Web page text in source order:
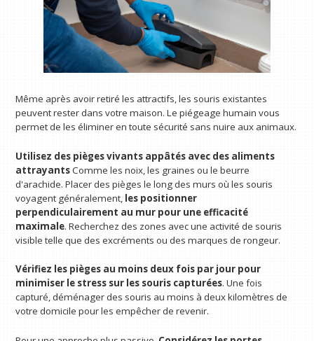
Même après avoir retiré les attractifs, les souris existantes
peuvent rester dans votre maison. Le piégeage humain vous
permet de les éliminer en toute sécurité sans nuire aux animaux.
Utilisez des pièges vivants appâtés avec des aliments
attrayantsComme les noix, les graines ou le beurre
d'arachide. Placer des pièges le long des murs où les souris
voyagent généralement, les positionner
perpendiculairement au mur pour une efficacité
maximale. Recherchez des zones avec une activité de souris
visible telle que des excréments ou des marques de rongeur.
Vérifiez les pièges au moins deux fois par jour pour
minimiser le stress sur les souris capturées. Une fois
capturé, déménager des souris au moins à deux kilomètres de
votre domicile pour les empêcher de revenir.